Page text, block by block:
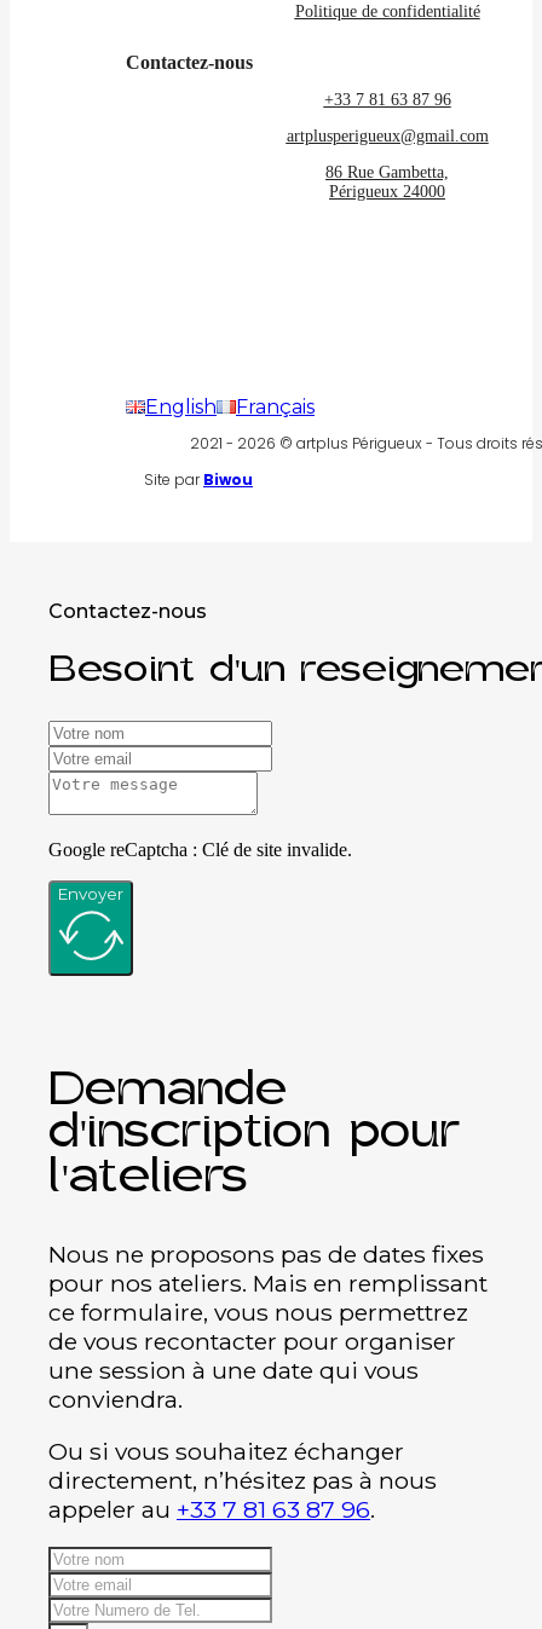
Politique de confidentialité
Contactez-nous
+33 7 81 63 87 96
artplusperigueux@gmail.com
86 Rue Gambetta,
Périgueux 24000
English Français
2021 - 2026 © artplus Périgueux - Tous droits
Site parBiwou
Contactez-nous
Besoint d'un
Google reCaptcha : Clé de site invalide.
Envoyer
Demande
d'inscription pour
l'ateliers
Nous ne proposons pas de dates fixes
pour nos ateliers. Mais en remplissant
ce formulaire, vous nous permettrez
de vous recontacter pour organiser
une session à une date qui vous
conviendra.
Ou si vous souhaitez échanger
directement, n’hésitez pas à nous
appeler au +33 7 81 63 87 96.